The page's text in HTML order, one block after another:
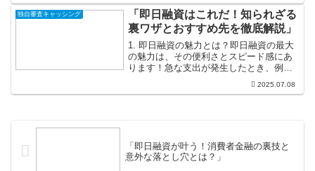
せぬ出費がつきものですよね。そんなと
きに即日融資を利用すれば...
独自審査キャッシング
「即日融資はこれだ！知られざる
裏ワザとおすすめ先を徹底解説」
1. 即日融資の魅力とは？即日融資の最大
の魅力は、その便利さとスピード感にあ
ります！急な支出が発生したとき、例え
ば病院の治療費や壊れた家電の修理代が
必要になったとき、即日融資があれば心
2025.07.08
「即日融資が叶う！消費者金融の裏技と
意外な落とし穴とは？」